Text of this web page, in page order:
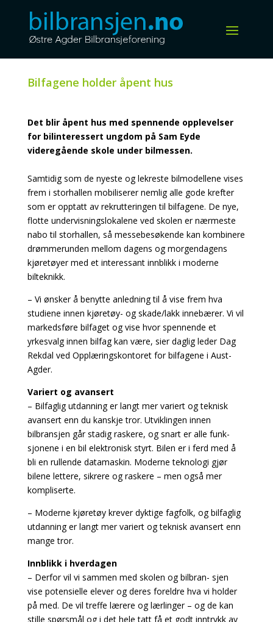
Bilfagene holder åpent hus
Det blir åpent hus med spennende opplevelser
for bilinteressert ungdom på Sam Eyde
videregående skole under bilmessen.
Samtidig som de nyeste og lekreste bilmodellene vises
frem i storhallen mobiliserer nemlig alle gode krefter
som er opptatt av rekrutteringen til bilfagene. De nye,
flotte undervisningslokalene ved skolen er nærmeste
nabo til storhallen, så messebesøkende kan kombinere
drømmerunden mellom dagens og morgendagens
kjøretøyer med et interessant innblikk i moderne
bilteknikk.
– Vi ønsker å benytte anledning til å vise frem hva
studiene innen kjøretøy- og skade/lakk innebærer. Vi vil
markedsføre bilfaget og vise hvor spennende et
yrkesvalg innen bilfag kan være, sier daglig leder Dag
Rekdal ved Opplæringskontoret for bilfagene i Aust-
Agder.
Variert og avansert
– Bilfaglig utdanning er langt mer variert og teknisk
avansert enn du kanskje tror. Utviklingen innen
bilbransjen går stadig raskere, og snart er alle funk-
sjonene i en bil elektronisk styrt. Bilen er i ferd med å
bli en rullende datamaskin. Moderne teknologi gjør
bilene lettere, sikrere og raskere – men også mer
kompliserte.
– Moderne kjøretøy krever dyktige fagfolk, og bilfaglig
utdanning er langt mer variert og teknisk avansert enn
mange tror.
Innblikk i hverdagen
– Derfor vil vi sammen med skolen og bilbran- sjen
vise potensielle elever og deres foreldre hva vi holder
på med. De vil treffe lærere og lærlinger – og de kan
stille spørsmål og i det hele tatt få et godt inntrykk av